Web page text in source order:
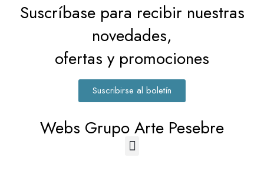
Suscríbase para recibir nuestras
novedades,
ofertas y promociones
Suscribirse al boletín
Webs Grupo Arte Pesebre